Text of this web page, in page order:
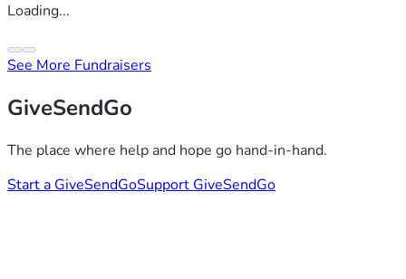
Loading...
See More Fundraisers
GiveSendGo
The place where help and hope go hand-in-hand.
Start a GiveSendGoSupport GiveSendGo